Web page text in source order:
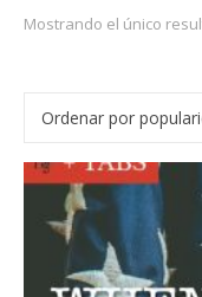
Mostrando el único